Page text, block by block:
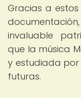
Gracias a
invaluable
que la música
y estudiada por
futuras.